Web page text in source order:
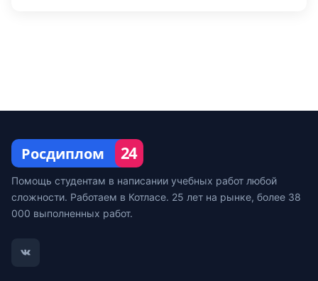
Росдиплом 24
Помощь студентам в написании учебных работ любой
сложности. Работаем в Котласе. 25 лет на рынке, более 38
000 выполненных работ.